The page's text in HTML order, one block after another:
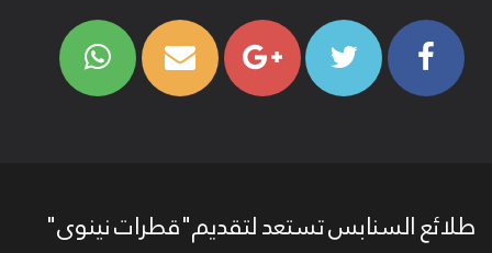
طلائع السنابس تستعد لتقديم"قطرات نينوى"